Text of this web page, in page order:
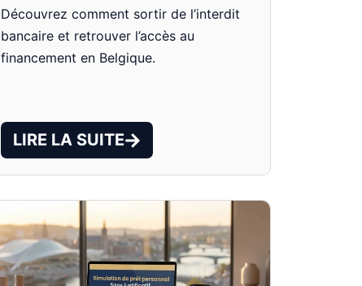
Découvrez comment sortir de l’interdit
bancaire et retrouver l’accès au
financement en Belgique.
LIRE LA SUITE